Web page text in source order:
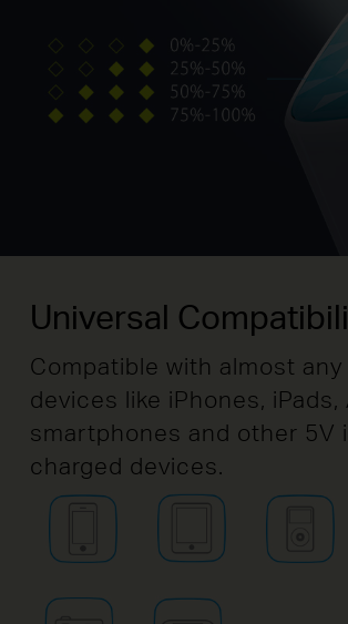
Universal
Compatible with almost
devices like iPhones, iPads,
smartphones and other 5V
charged devices.